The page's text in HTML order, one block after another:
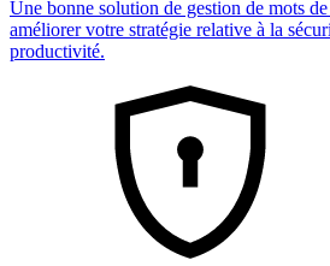
Une bonne solution de gestion de mots
améliorer votre stratégie relative à la
productivité.